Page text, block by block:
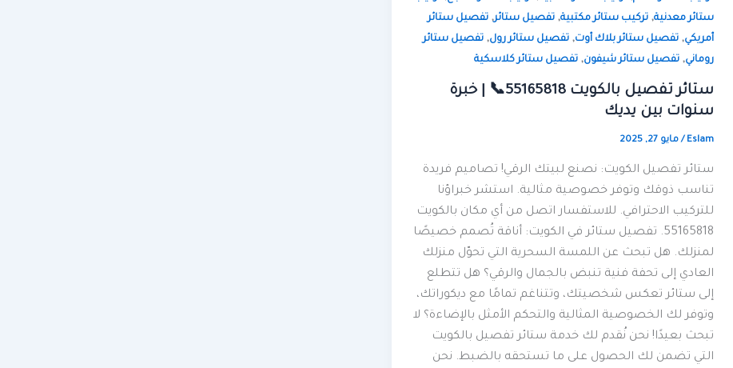
ستائر معدنية, تركيب ستائر مكتبية, تفصيل ستائر, تفصيل ستائر
أمريكي, تفصيل ستائر بلاك أوت, تفصيل ستائر رول, تفصيل ستائر
روماني, تفصيل ستائر شيفون, تفصيل ستائر كلاسكية
ستائر تفصيل بالكويت 55165818📞 | خبرة
سنوات بين يديك
Eslam
/مايو 27, 2025
ستائر تفصيل الكويت: نصنع لبيتك الرقي! تصاميم فريدة
تناسب ذوقك وتوفر خصوصية مثالية. استشر خبراؤنا
للتركيب الاحترافي. للاستفسار اتصل من أي مكان بالكويت
55165818. تفصيل ستائر في الكويت: أناقة تُصمم خصيصًا
لمنزلك. هل تبحث عن اللمسة السحرية التي تحوّل منزلك
العادي إلى تحفة فنية تنبض بالجمال والرقي؟ هل تتطلع
إلى ستائر تعكس شخصيتك، وتتناغم تمامًا مع ديكوراتك،
وتوفر لك الخصوصية المثالية والتحكم الأمثل بالإضاءة؟ لا
تبحث بعيدًا! نحن نُقدم لك خدمة ستائر تفصيل بالكويت
التي تضمن لك الحصول على ما تستحقه بالضبط. نحن